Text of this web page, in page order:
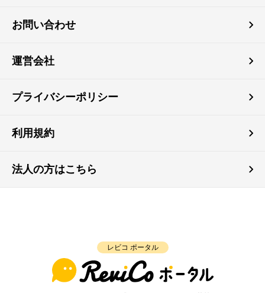
お問い合わせ
運営会社
プライバシーポリシー
利用規約
法人の方はこちら
レビコ ポータル